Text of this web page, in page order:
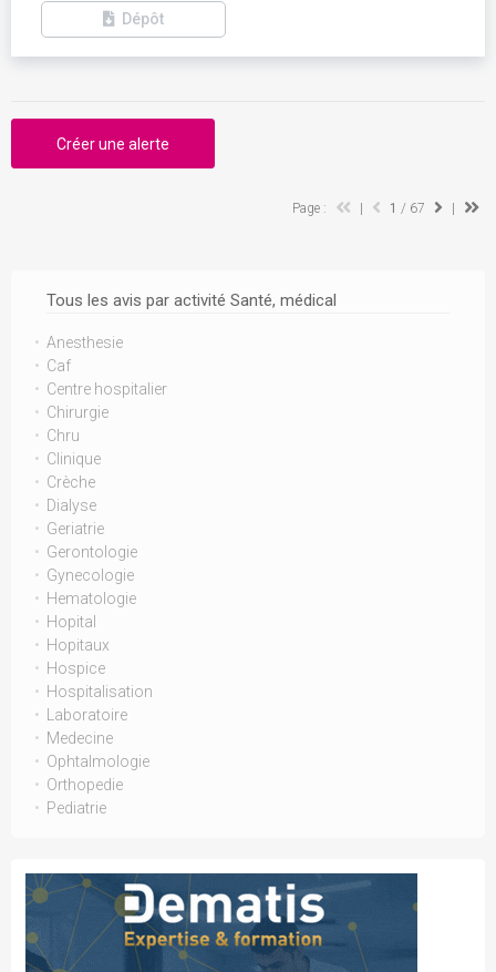
Tous les avis par activité Santé, médical
Anesthesie
Caf
Centre hospitalier
Chirurgie
Chru
Clinique
Crèche
Dialyse
Geriatrie
Gerontologie
Gynecologie
Hematologie
Hopital
Hopitaux
Hospice
Hospitalisation
Laboratoire
Medecine
Ophtalmologie
Orthopedie
Pediatrie
Dépôt
Créer une alerte
Page : 1 / 67